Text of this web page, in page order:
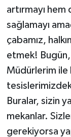
artırmayı
sağlamayı
çabamız,
etmek! Bugün,
Müdürlerim
Buralar, sizin
mekanlar.
gerekiyorsa